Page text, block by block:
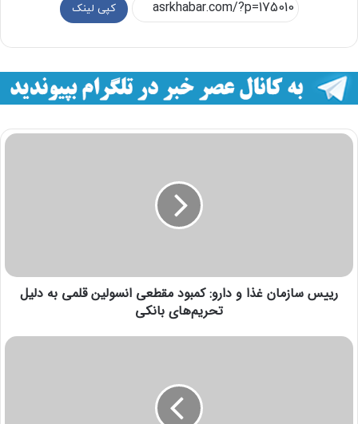
کپی لینک
رییس سازمان غذا و دارو: کمبود مقطعی انسولین قلمی به دلیل
تحریم‌های بانکی